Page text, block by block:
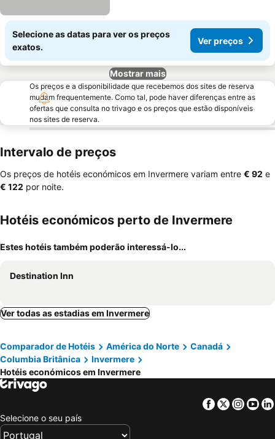
Selecione as datas para ver os preços
exatos.
Ver preços
Mostrar mais
Os preços e a disponibilidade que recebemos dos sites de reserva
mudam frequentemente. Como tal, pode haver diferenças entre as
ofertas que consulta no trivago e os preços que estão disponíveis
nos sites de reserva.
Intervalo de preços
Os preços de hotéis económicos em Invermere variam entre ‎€ 92 e
‎€ 122 por noite.
Hotéis económicos perto de Invermere
Estes hotéis também poderão interessá-lo...
Destination Inn
Ver todas as estadias em Invermere
Comparador de Hotéis América do Norte
Canadá
Columbia Britânica
Invermere
Hotéis económicos em Invermere
Facebook
Twitter
Selecione o seu país